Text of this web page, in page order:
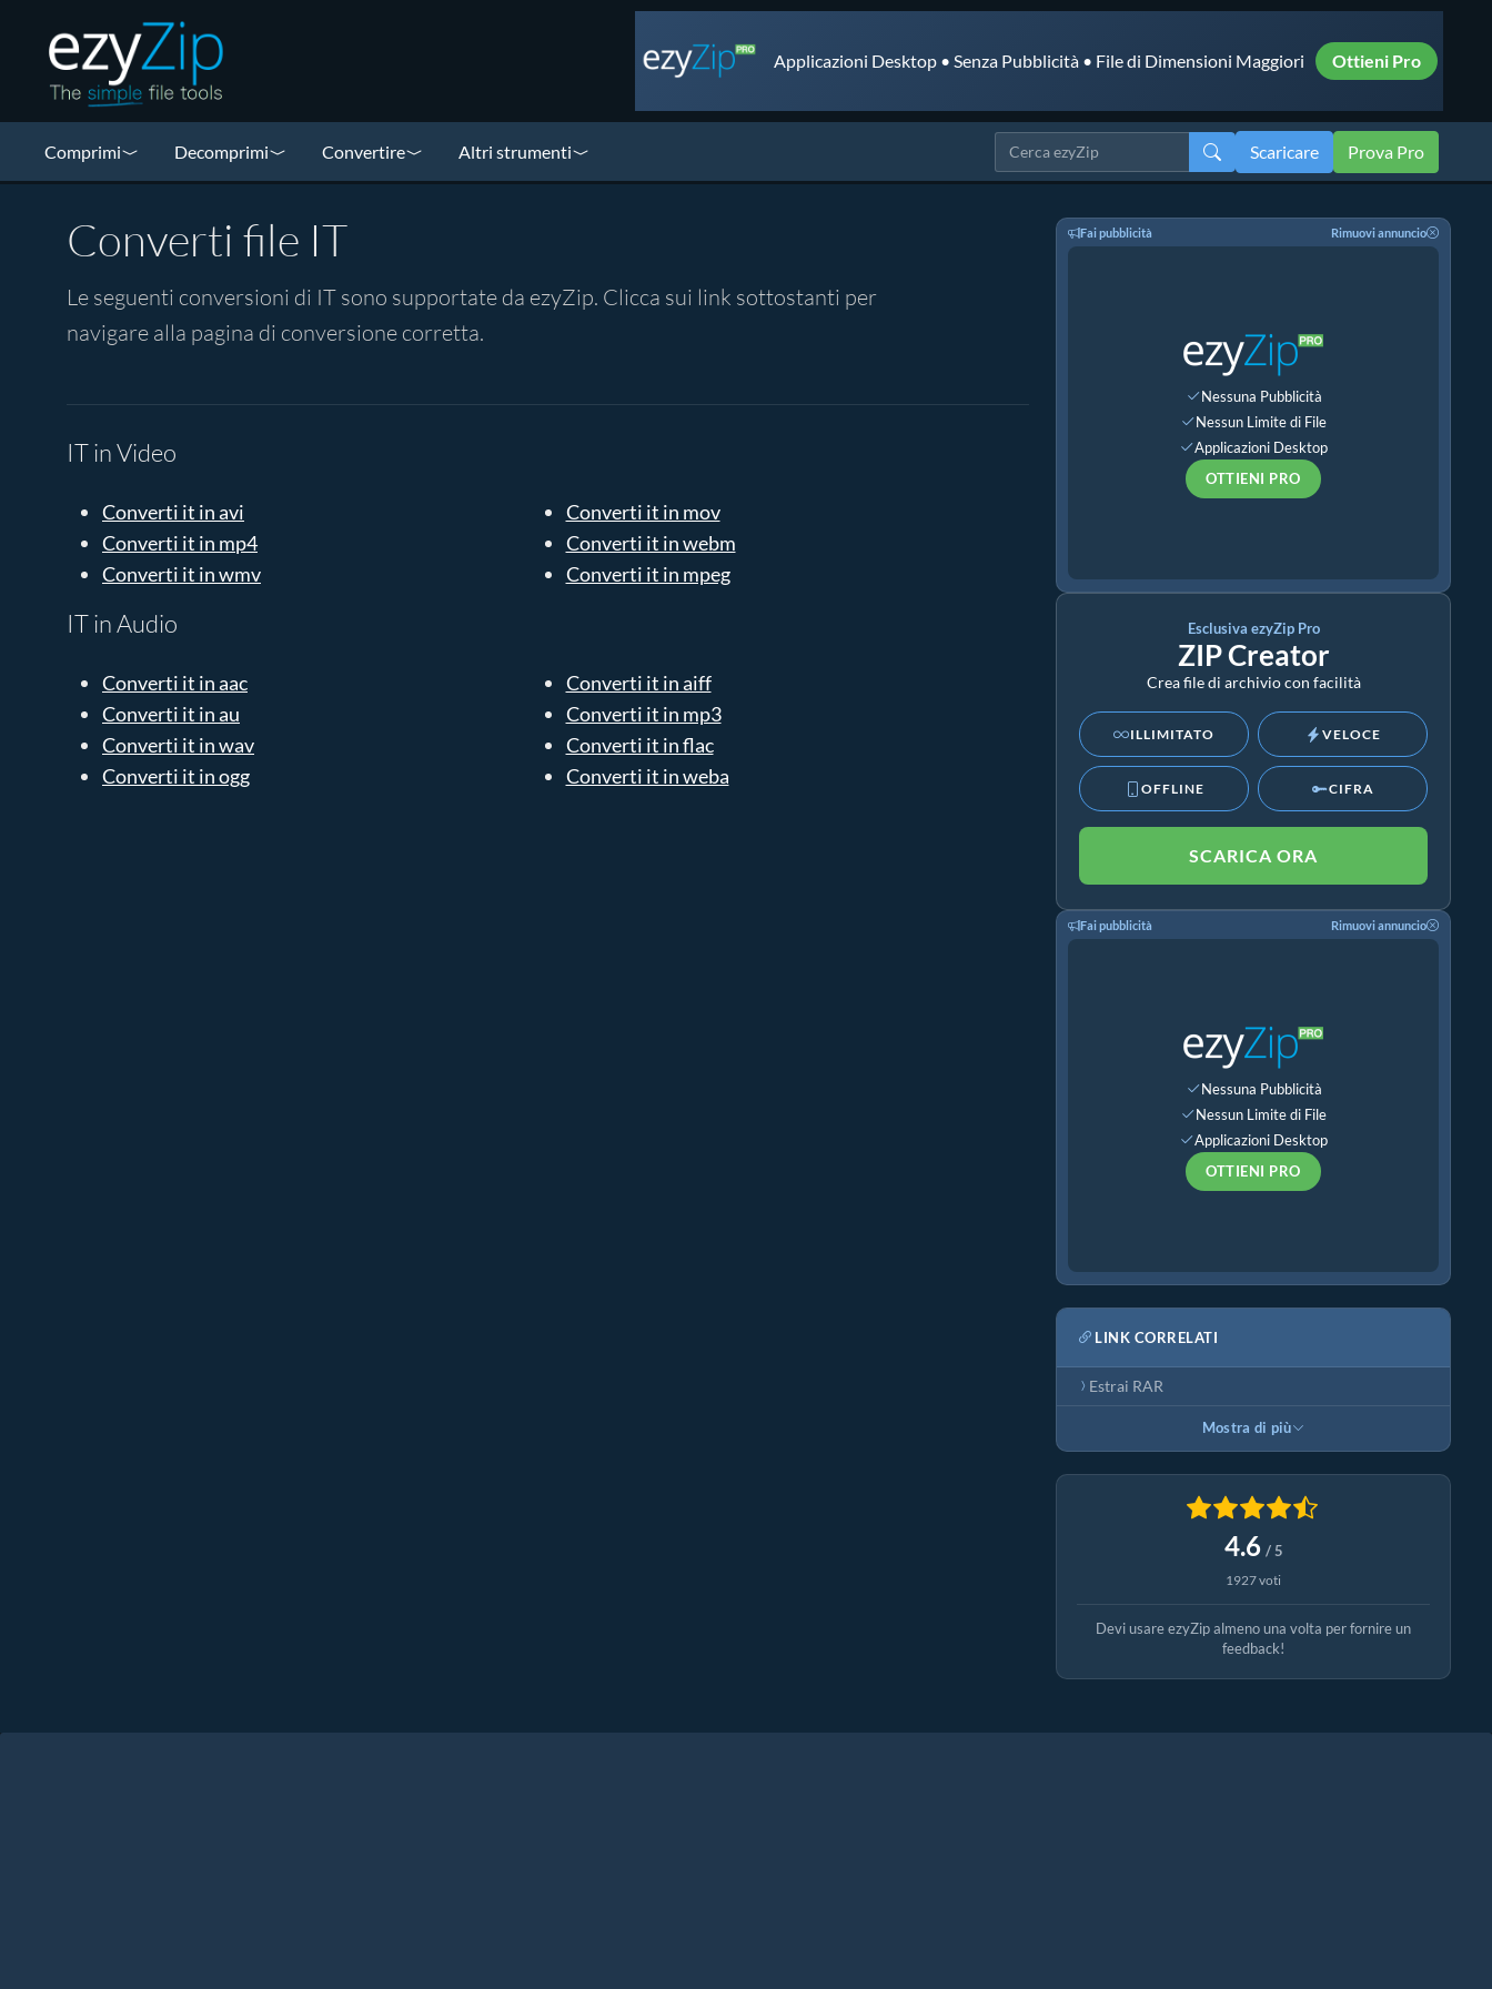
Applicazioni Desktop • Senza Pubblicità • File di Dimensioni Maggiori Ottieni Pro
Comprimi Decomprimi Convertire Altri strumenti Scaricare Prova Pro
Converti file IT
Le seguenti conversioni di IT sono supportate da ezyZip. Clicca sui link sottostanti per
navigare alla pagina di conversione corretta.
IT in Video
Converti it in avi
Converti it in mov
Converti it in mp4
Converti it in webm
Converti it in wmv
Converti it in mpeg
IT in Audio
Converti it in aac
Converti it in aiff
Converti it in au
Converti it in mp3
Converti it in wav
Converti it in flac
Converti it in ogg
Converti it in weba
Fai pubblicità Rimuovi annuncio
Nessuna Pubblicità
Nessun Limite di File
Applicazioni Desktop
OTTIENI PRO
Esclusiva ezyZip Pro
ZIP Creator
Crea file di archivio con facilità
ILLIMITATO VELOCE
OFFLINE CIFRA
SCARICA ORA
Fai pubblicità Rimuovi annuncio
Nessuna Pubblicità
Nessun Limite di File
Applicazioni Desktop
OTTIENI PRO
LINK CORRELATI
Estrai RAR
Mostra di più
4.6 / 5
1927 voti
Devi usare ezyZip almeno una volta per fornire un
feedback!